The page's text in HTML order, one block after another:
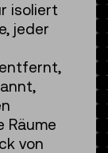
isoliert
jeder
Räume
von